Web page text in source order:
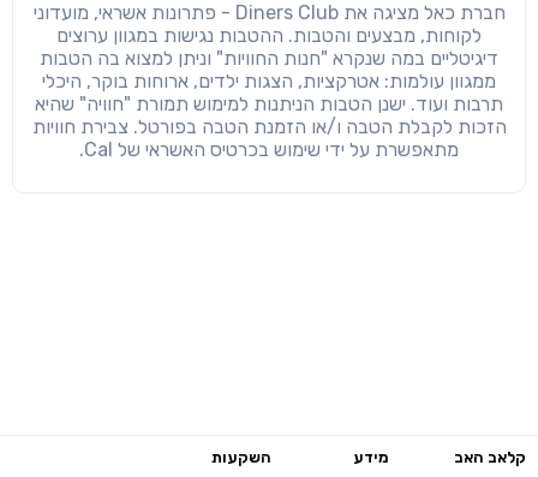
חברת כאל מציגה את Diners Club - פתרונות אשראי, מועדוני
לקוחות, מבצעים והטבות. ההטבות נגישות במגוון ערוצים
דיגיטליים במה שנקרא "חנות החוויות" וניתן למצוא בה הטבות
ממגוון עולמות: אטרקציות, הצגות ילדים, ארוחות בוקר, היכלי
תרבות ועוד. ישנן הטבות הניתנות למימוש תמורת "חוויה" שהיא
הזכות לקבלת הטבה ו/או הזמנת הטבה בפורטל. צבירת חוויות
מתאפשרת על ידי שימוש בכרטיס האשראי של Cal.
קלאב האב מידע השקעות